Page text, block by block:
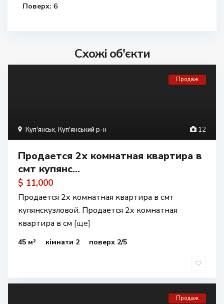
Поверх: 6
Схожі об'єкти
12
Куп'янськ, Куп'янський р-н
Продаж
Продается 2х комнатная квартира в
смт купянс...
$ 11,000
Продается 2х комнатная квартира в смт
купянскузловой. Продается 2х комнатная
квартира в см [ще]
45 м² кімнати 2 поверх 2/5
Продаж